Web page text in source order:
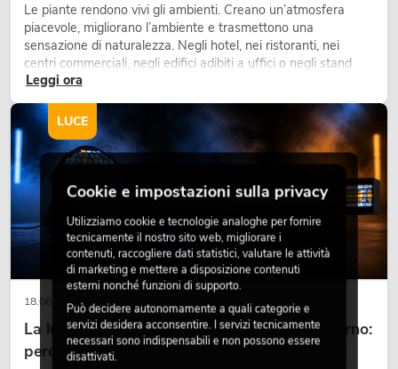
Le piante rendono vivi gli ambienti. Creano un’atmosfera
piacevole, migliorano l’ambiente e trasmettono una
sensazione di naturalezza. Negli hotel, nei ristoranti, nei
centri commerciali, negli edifici adibiti a uffici o negli stand
fieristici, una vegetazione di alta qualità è ormai parte
integrante dei moderni progetti di arredamento.
Leggi ora
18.06.2026
La luce retrò nel design illuminotecnico moderno:
perché la luce calda torna ad avere successo
LUCE
Cookie e impostazioni sulla privacy
Utilizziamo cookie e tecnologie analoghe per fornire
tecnicamente il nostro sito web, migliorare i
contenuti, raccogliere dati statistici, valutare le attività
di marketing e mettere a disposizione contenuti
esterni nonché funzioni di supporto.
Può decidere autonomamente a quali categorie e
servizi desidera acconsentire. I servizi tecnicamente
necessari sono indispensabili e non possono essere
disattivati.